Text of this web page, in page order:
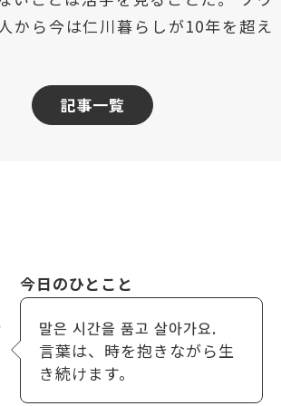
から今は仁川暮らしが10年を超え
記事一覧
今日のひとこと
말은 시간을 품고 살아가요.
言葉は、時を抱きながら生
き続けます。